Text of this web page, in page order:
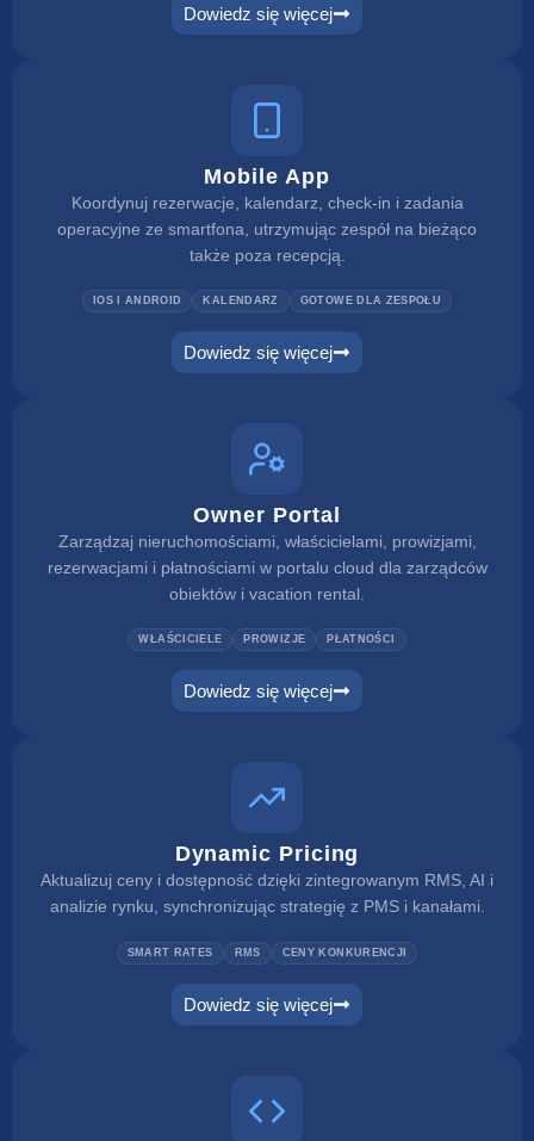
Dowiedz się więcej
Mobile App
Koordynuj rezerwacje, kalendarz, check-in i zadania
operacyjne ze smartfona, utrzymując zespół na bieżąco
także poza recepcją.
IOS I ANDROID KALENDARZ GOTOWE DLA ZESPOŁU
Dowiedz się więcej
Owner Portal
Zarządzaj nieruchomościami, właścicielami, prowizjami,
rezerwacjami i płatnościami w portalu cloud dla zarządców
obiektów i vacation rental.
WŁAŚCICIELE PROWIZJE PŁATNOŚCI
Dowiedz się więcej
Dynamic Pricing
Aktualizuj ceny i dostępność dzięki zintegrowanym RMS, AI i
analizie rynku, synchronizując strategię z PMS i kanałami.
SMART RATES RMS CENY KONKURENCJI
Dowiedz się więcej